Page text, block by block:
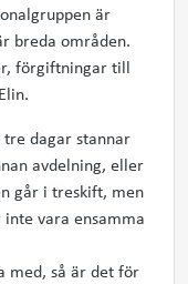
är
breda områden.
förgiftningar till
tre dagar stannar
avdelning, eller
går i treskift, men
vara ensamma
med, så är det för